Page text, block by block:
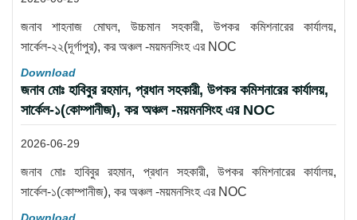
জনাব শাহনাজ মোঘল, উচ্চমান সহকারী, উপকর কমিশনারের কার্যালয়,
সার্কেল-২২(দূর্গাপুর), কর অঞ্চল -ময়মনসিংহ এর NOC
Download
জনাব মোঃ হাবিবুর রহমান, প্রধান সহকারী, উপকর কমিশনারের কার্যালয়,
সার্কেল-১(কোম্পানীজ), কর অঞ্চল -ময়মনসিংহ এর NOC
2026-06-29
জনাব মোঃ হাবিবুর রহমান, প্রধান সহকারী, উপকর কমিশনারের কার্যালয়,
সার্কেল-১(কোম্পানীজ), কর অঞ্চল -ময়মনসিংহ এর NOC
Download